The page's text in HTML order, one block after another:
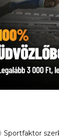
Sportfaktor